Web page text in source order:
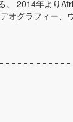
2014年より
オグラフィー